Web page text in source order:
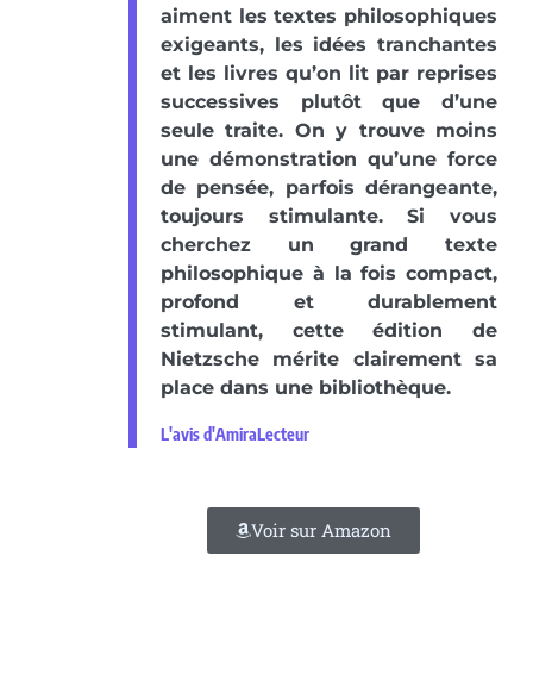
aiment les textes philosophiques
exigeants, les idées tranchantes
et les livres qu’on lit par reprises
successives plutôt que d’une
seule traite. On y trouve moins
une démonstration qu’une force
de pensée, parfois dérangeante,
toujours stimulante. Si vous
cherchez un grand texte
philosophique à la fois compact,
profond et durablement
stimulant, cette édition de
Nietzsche mérite clairement sa
place dans une bibliothèque.
L'avis d'AmiraLecteur
Voir sur Amazon